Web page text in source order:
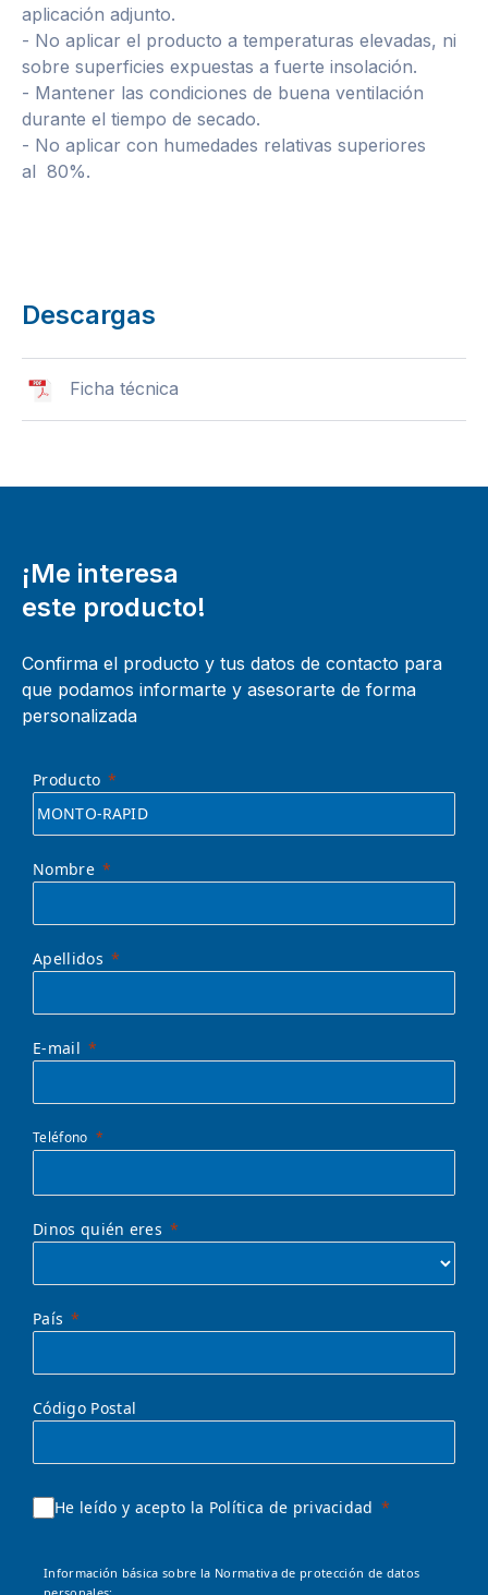
aplicación adjunto.
- No aplicar el producto a temperaturas elevadas, ni
sobre superficies expuestas a fuerte insolación.
- Mantener las condiciones de buena ventilación
durante el tiempo de secado.
- No aplicar con humedades relativas superiores
al 80%.
Descargas
Ficha técnica
¡Me interesa
este producto!
Confirma el producto y tus datos de contacto para
que podamos informarte y asesorarte de forma
personalizada
Producto
Nombre
Apellidos
E-mail
Teléfono
Dinos quién eres
País
Código Postal
He leído y acepto la Política de privacidad
Información básica sobre la Normativa de protección de datos